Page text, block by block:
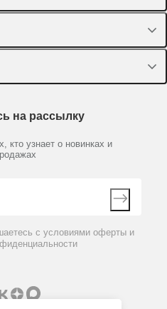
наборы
на рассылку
кто узнает о новинках и
с условиями оферты и